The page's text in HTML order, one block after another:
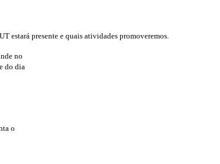
estará presente e quais atividades promoveremos.
no
do dia
o